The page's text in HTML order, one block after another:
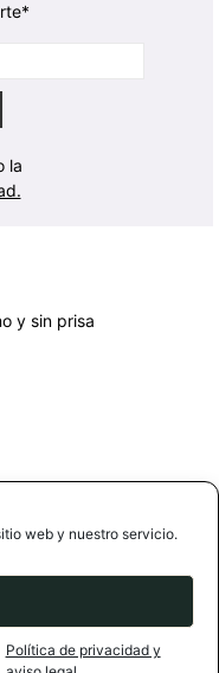
web y nuestro servicio.
Política de privacidad y
la
y sin prisa